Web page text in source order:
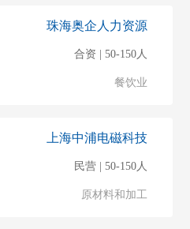
珠海奥企人力资源
合资 | 50-150人
餐饮业
上海中浦电磁科技
民营 | 50-150人
原材料和加工